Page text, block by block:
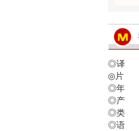
◎译 名
◎片 名
◎年
◎产
◎类
◎语